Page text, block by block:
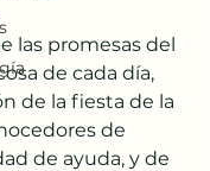
las promesas del
de cada día,
de la fiesta de la
de
de ayuda, y de